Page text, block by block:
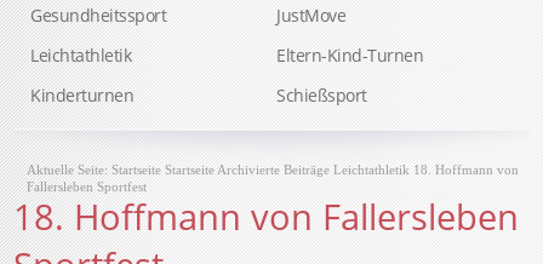
Gesundheitssport
JustMove
Leichtathletik
Eltern-Kind-Turnen
Kinderturnen
Schießsport
Aktuelle Seite:Startseite Startseite Archivierte Beiträge Leichtathletik 18. Hoffmann von
Fallersleben Sportfest
18. Hoffmann von Fallersleben